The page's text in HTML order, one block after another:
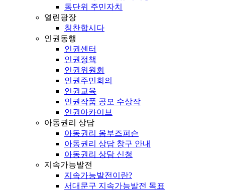
동단위 주민자치
열린광장
칭찬합시다
인권동행
인권센터
인권정책
인권위원회
인권주민회의
인권교육
인권작품 공모 수상작
인권아카이브
아동권리 상담
아동권리 옴부즈퍼슨
아동권리 상담 창구 안내
아동권리 상담 신청
지속가능발전
지속가능발전이란?
서대문구 지속가능발전 목표